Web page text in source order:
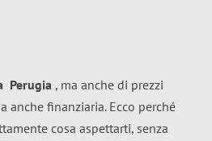
Perugia , ma anche di prezzi
anche finanziaria. Ecco perché
cosa aspettarti, senza